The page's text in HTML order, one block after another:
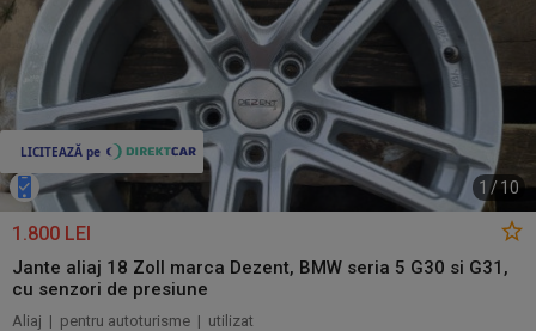
1 /10
1.800 LEI
Jante aliaj 18 Zoll marca Dezent, BMW seria 5 G30 si G31,
cu senzori de presiune
Aliaj | pentru autoturisme | utilizat